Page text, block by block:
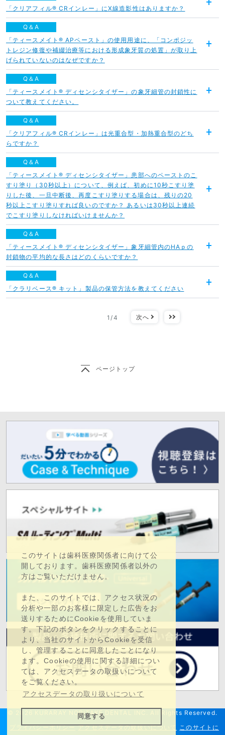
このサイトは歯科医療関係者に向けて公
開しております。歯科医療関係者以外の
方はご覧いただけません。
また、このサイトでは、アクセス状況の
分析や一部のお客様に限定した広告をお
送りするためにCookieを使用していま
す。下記のボタンをクリックすることに
より、当社のサイトからCookieを受信
し、管理することに同意したことになり
ます。Cookieの使用に関する詳細につい
ては、アクセスデータの取扱いについて
をご覧ください。
アクセスデータの取り扱いについて
同意する
「クリアフィル® CRインレー」にX線造影性はありますか？
Q＆A
「ティースメイト® APペースト」の使用用途に、「コンポジッ
トレジン修復や補綴治療等における形成象牙質の処置」が取り上
げられていないのはなぜですか？
Q＆A
「ティースメイト® ディセンシタイザー」の象牙細管の封鎖性に
ついて教えてください。
く
Q＆A
「クリアフィル® CRインレー」は光重合型・加熱重合型のどち
らですか？
く
Q＆A
「ティースメイト® ディセンシタイザー」患部へのペーストのこ
すり塗り（30秒以上）について、例えば、初めに10秒こすり塗
りした後、一旦中断後、再度こすり塗りする場合は、残りの20
秒以上こすり塗りすれば良いのですか？ あるいは30秒以上連続
でこすり塗りしなければいけませんか？
Q＆A
「ティースメイト® ディセンシタイザー」象牙細管内のHAｐの
封鎖物の平均的な長さはどのくらいですか？
く
Q＆A
「クラリベース® キット」製品の保管方法を教えてください
1 /4 次へ 最後
ページトップ
© 2026 KURARAY NORITAKE DENTAL INC. All Rights Reserved.
プライバシーポリシー アクセスデータの取扱いについて
このサイトに